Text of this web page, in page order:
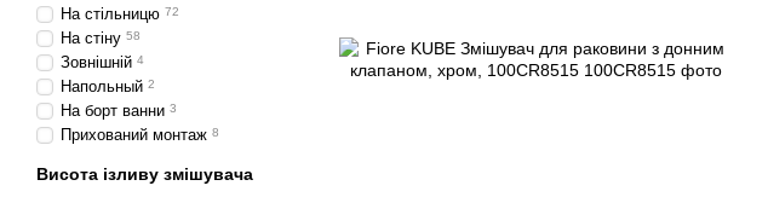
На стільницю 72
На стіну 58
Зовнішній 4
Напольный 2
На борт ванни 3
Прихований монтаж 8
Висота ізливу змішувача